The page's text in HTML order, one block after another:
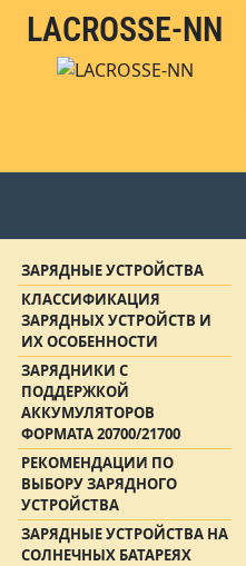
LACROSSE-NN
ЗАРЯДНЫЕ УСТРОЙСТВА
КЛАССИФИКАЦИЯ
ЗАРЯДНЫХ УСТРОЙСТВ И
ИХ ОСОБЕННОСТИ
ЗАРЯДНИКИ С
ПОДДЕРЖКОЙ
АККУМУЛЯТОРОВ
ФОРМАТА 20700/21700
РЕКОМЕНДАЦИИ ПО
ВЫБОРУ ЗАРЯДНОГО
УСТРОЙСТВА
ЗАРЯДНЫЕ УСТРОЙСТВА НА
СОЛНЕЧНЫХ БАТАРЕЯХ